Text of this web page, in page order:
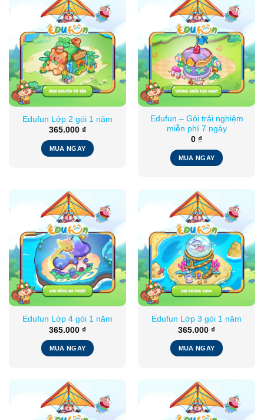
Edufun Lớp 2 gói 1 năm
365.000 ₫
MUA NGAY
Edufun – Gói trải nghiệm
miễn phí 7 ngày
0 ₫
MUA NGAY
Edufun Lớp 4 gói 1 năm
365.000 ₫
MUA NGAY
Edufun Lớp 3 gói 1 năm
365.000 ₫
MUA NGAY